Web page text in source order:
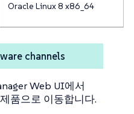
Oracle Linux 8 x86_64
channels
Web UI에서
제품으로 이동합니다.